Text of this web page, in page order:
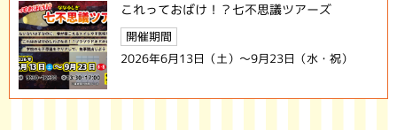
これっておばけ！？七不思議ツアーズ
開催期間
2026年6月13日（土）～9月23日（水・祝）